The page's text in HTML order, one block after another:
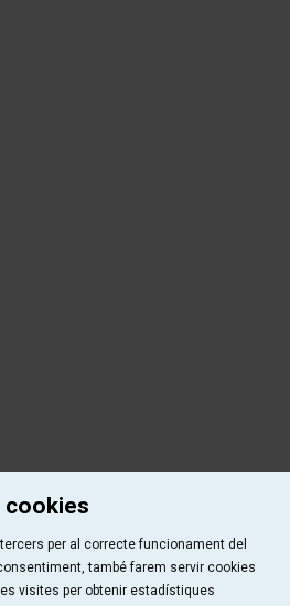
per al correcte funcionament del
també farem servir cookies
visites per obtenir estadístiques